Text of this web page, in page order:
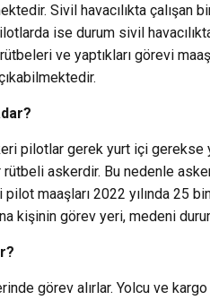
Sivil havacılıkta çalışan
ise durum sivil
ve yaptıkları görevi
pilotlar gerek yurt içi gerekse
askerdir. Bu nedenle
pilot maaşları 2022 yılında 25
kişinin görev yeri, medeni
görev alırlar. Yolcu ve kargo